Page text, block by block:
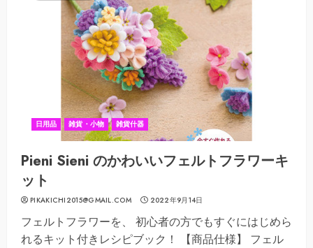
日用品 雑貨・小物 雑貨什器
Pieni Sieni のかわいいフェルトフラワーキ
ット
PIKAKICHI2015@GMAIL.COM 2022年9月14日
フェルトフラワーを、 初心者の方でもすぐにはじめら
れるキット付きレシピブック！ 【商品仕様】 フェル